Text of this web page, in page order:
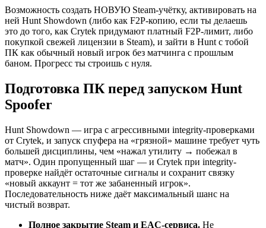
Возможность создать НОВУЮ Steam-учётку, активировать на
ней Hunt Showdown (либо как F2P-копию, если ты делаешь
это до того, как Crytek придумают платный F2P-лимит, либо
покупкой свежей лицензии в Steam), и зайти в Hunt с тобой
ПК как обычный новый игрок без матчинга с прошлым
баном. Прогресс ты строишь с нуля.
Подготовка ПК перед запуском Hunt
Spoofer
Hunt Showdown — игра с агрессивными integrity-проверками
от Crytek, и запуск спуфера на «грязной» машине требует чуть
большей дисциплины, чем «нажал утилиту → побежал в
матч». Один пропущенный шаг — и Crytek при integrity-
проверке найдёт остаточные сигналы и сохранит связку
«новый аккаунт = тот же забаненный игрок».
Последовательность ниже даёт максимальный шанс на
чистый возврат.
Полное закрытие Steam и EAC-сервиса. Не